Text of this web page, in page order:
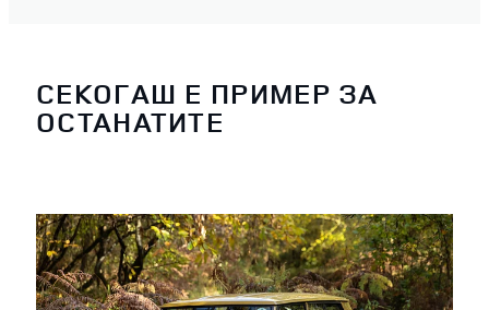
СЕКОГАШ Е ПРИМЕР ЗА
ОСТАНАТИТЕ